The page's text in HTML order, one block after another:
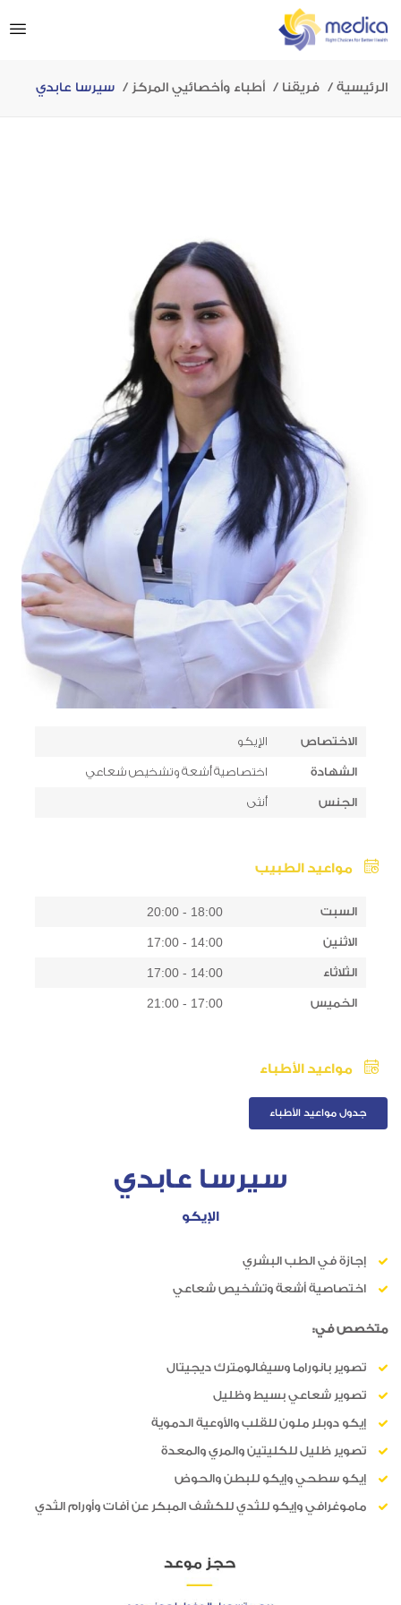
الرئيسية فريقنا أطباء وأخصائيي المركز سيرسا عابدي
الاختصاص الإيكو
الشهادة اختصاصية أشعة وتشخيص شعاعي
الجنس أنثى
مواعيد الطبيب
السبت 18:00 - 20:00
الاثنين 14:00 - 17:00
الثلاثاء 14:00 - 17:00
الخميس 17:00 - 21:00
مواعيد الأطباء
جدول مواعيد الأطباء
سيرسا عابدي
الإيكو
إجازة في الطب البشري
اختصاصية أشعة وتشخيص شعاعي
متخصص في:
تصوير بانوراما وسيفالومترك ديجيتال
تصوير شعاعي بسيط وظليل
إيكو دوبلر ملون للقلب والأوعية الدموية
تصوير ظليل للكليتين والمري والمعدة
إيكو سطحي وإيكو للبطن والحوض
ماموغرافي وإيكو للثدي للكشف المبكر عن آفات وأورام الثدي